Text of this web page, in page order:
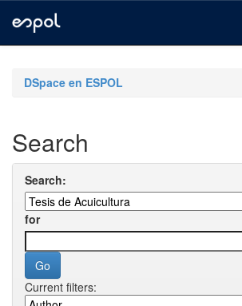
navigationDSpace en ESPOL
Search
Search:
for
Current filters: